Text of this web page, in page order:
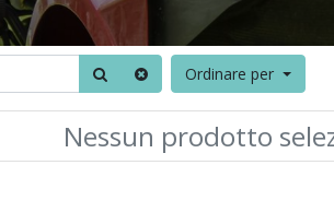
Ordinare per
Nessun prodotto